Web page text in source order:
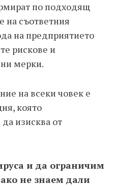
по подходящ
на съответния
на предприятието
рискове и
мерки.
на всеки човек е
която
изисква от
и да ограничим
не знаем дали